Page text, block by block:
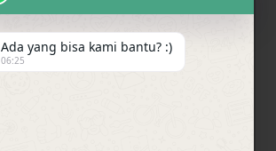
Ada yang bisa kami bantu? :)
06:25